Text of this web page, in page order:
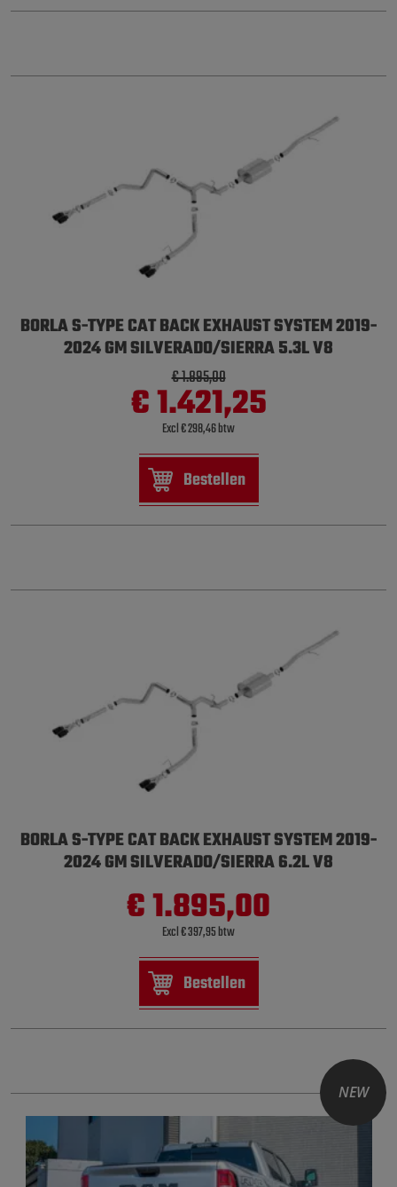
BORLA S-TYPE CAT BACK EXHAUST SYSTEM 2019-
2024 GM SILVERADO/SIERRA 5.3L V8
€ 1.895,00
€ 1.421,25
Excl € 298,46 btw
Bestellen
BORLA S-TYPE CAT BACK EXHAUST SYSTEM 2019-
2024 GM SILVERADO/SIERRA 6.2L V8
€ 1.895,00
Excl € 397,95 btw
Bestellen
NEW